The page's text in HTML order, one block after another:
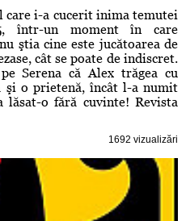
care i-a cucerit inima temutei
într-un moment în care
ştia cine este jucătoarea de
cât se poate de indiscret.
Serena că Alex trăgea cu
şi o prietenă, încât l-a numit
lăsat-o fără cuvinte! Revista
1692 vizualizări